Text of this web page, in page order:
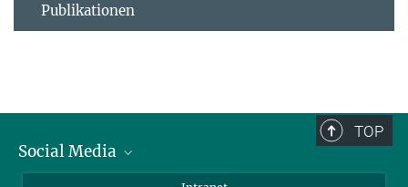
Publikationen
TOP
Social Media